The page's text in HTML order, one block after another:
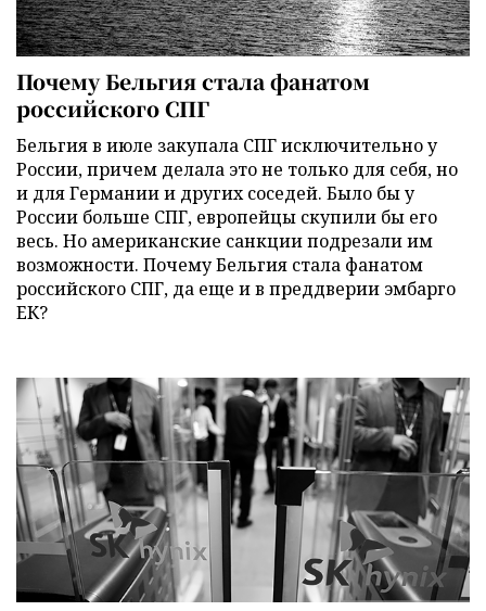
Почему Бельгия стала фанатом
российского СПГ
Бельгия в июле закупала СПГ исключительно у
России, причем делала это не только для себя, но
и для Германии и других соседей. Было бы у
России больше СПГ, европейцы скупили бы его
весь. Но американские санкции подрезали им
возможности. Почему Бельгия стала фанатом
российского СПГ, да еще и в преддверии эмбарго
ЕК?